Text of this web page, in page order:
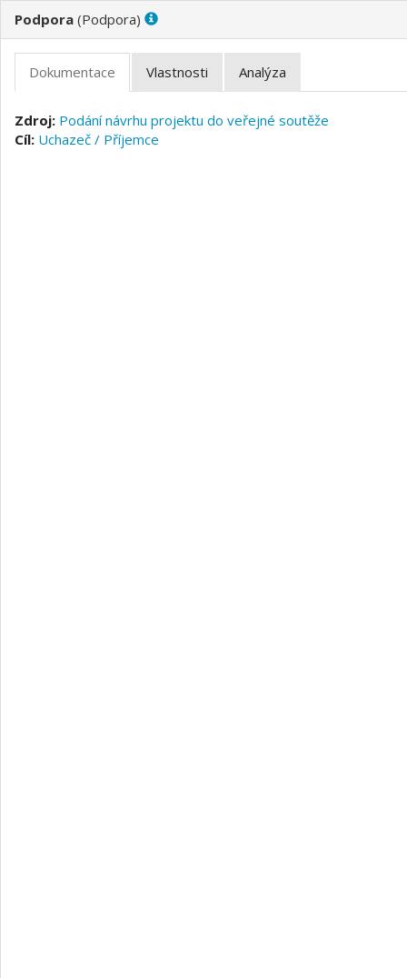
( )
Podání návrhu projektu do veřejné soutěže
Uchazeč / Příjemce